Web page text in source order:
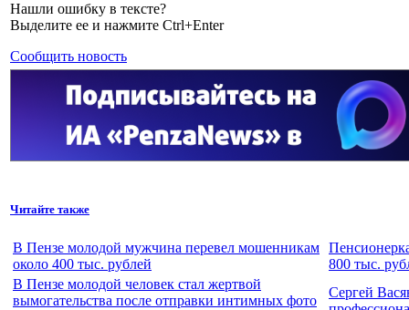
Нашли ошибку в тексте?
Выделите ее и нажмите Ctrl+Enter
Сообщить новость
Читайте также
В Пензе молодой мужчина перевел мошенникам
около 400 тыс. рублей
800 тыс.
В Пензе молодой человек стал жертвой
вымогательства после отправки интимных фото
Сергей